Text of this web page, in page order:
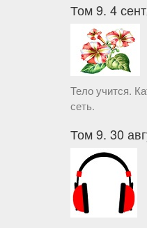
Том 9. 4
Тело учится.
сеть.
Том 9. 30